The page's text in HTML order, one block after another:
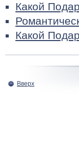
Какой
Какой
Вверх